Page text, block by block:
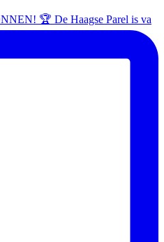
🏆 De Haagse Parel is va